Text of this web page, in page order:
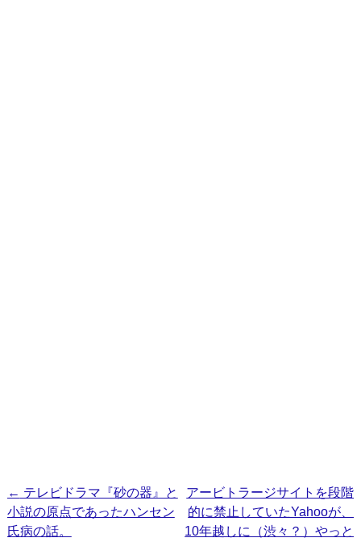
投
稿
← テレビドラマ『砂の器』と
小説の原点であったハンセン
氏病の話。
アービトラージサイトを段階
的に禁止していたYahooが、
10年越しに（渋々？）やっと